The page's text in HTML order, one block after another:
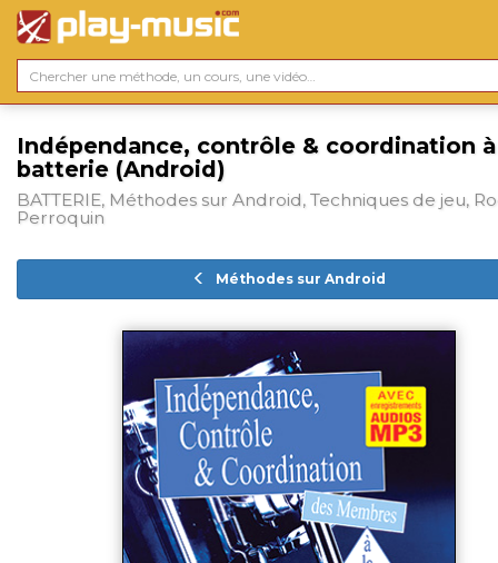
Indépendance, contrôle & coordination
batterie (Android)
BATTERIE, Méthodes sur Android, Techniques de jeu,
Perroquin
Méthodes sur Android